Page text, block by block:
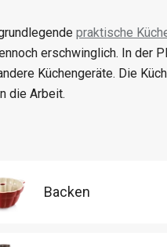
praktische
erschwinglich. In der
Küchengeräte. Die
die Arbeit.
Backen